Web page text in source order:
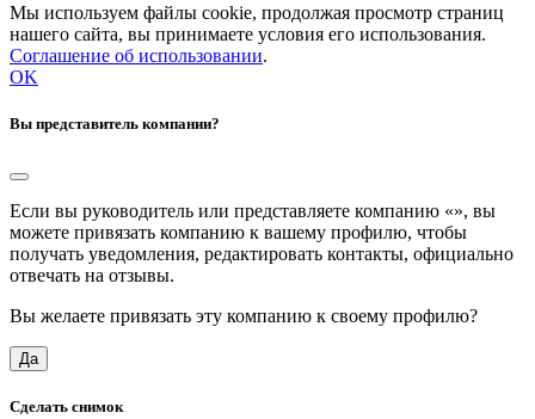
Мы используем файлы cookie, продолжая просмотр страниц
нашего сайта, вы принимаете условия его использования.
Соглашение об использовании.
OK
Вы представитель компании?
Если вы руководитель или представляете компанию «», вы
можете привязать компанию к вашему профилю, чтобы
получать уведомления, редактировать контакты, официально
отвечать на отзывы.
Вы желаете привязать эту компанию к своему профилю?
Да
Сделать снимок